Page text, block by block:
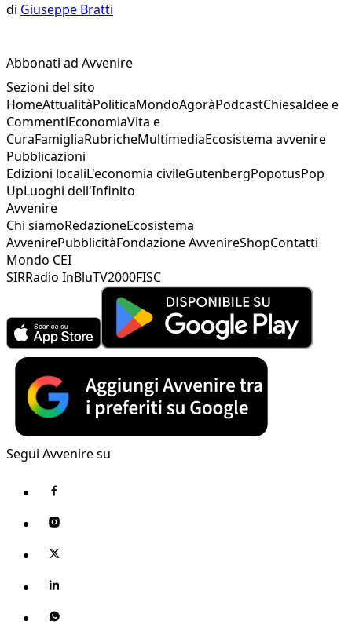
di Giuseppe Bratti
Abbonati ad Avvenire
Sezioni del sito
HomeAttualitàPoliticaMondoAgoràPodcastChiesaIdee e
CommentiEconomiaVita e
CuraFamigliaRubricheMultimediaEcosistema avvenire
Pubblicazioni
Edizioni localiL'economia civileGutenbergPopotusPop
UpLuoghi dell'Infinito
Avvenire
Chi siamoRedazioneEcosistema
AvvenirePubblicitàFondazione AvvenireShopContatti
Mondo CEI
SIRRadio InBluTV2000FISC
Segui Avvenire su